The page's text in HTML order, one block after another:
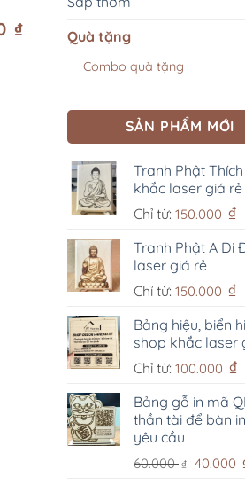
₫Giá
hiện
Quà tặng
Combo quà tặng
SẢN PHẨM MỚI
Tranh Phật Thích
khắc laser giá rẻ
Chỉ từ: 150.000 ₫
Tranh Phật A Di
laser giá rẻ
Chỉ từ: 150.000 ₫
Bảng hiệu, biển
shop khắc laser
Chỉ từ: 100.000 ₫
Bảng gỗ in mã
thần tài để bàn
yêu cầu
60.000₫
Giá
40.000